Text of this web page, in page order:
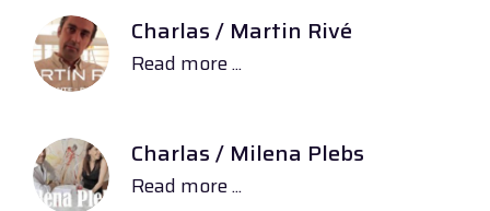
Charlas / Martin Rivé
Read more ...
Charlas / Milena Plebs
Read more ...